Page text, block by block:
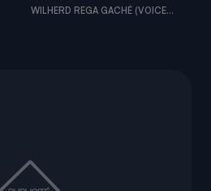
WILHERD REGA GACHÉ (VOICE...